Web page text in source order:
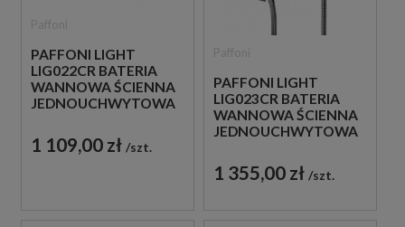
PAFFONI LIGHT
LIG022CR BATERIA
WANNOWA ŚCIENNA
JEDNOUCHWYTOWA
1 109,00 zł szt.
PAFFONI LIGHT
LIG023CR BATERIA
WANNOWA ŚCIENNA
JEDNOUCHWYTOWA
1 355,00 zł szt.